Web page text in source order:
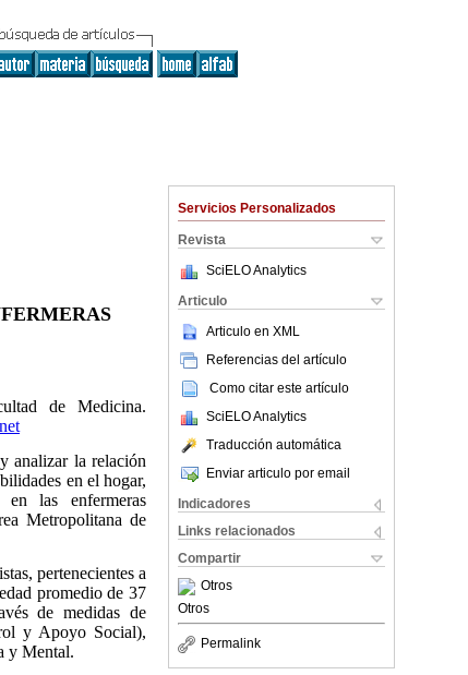
Servicios Personalizados
Revista
SciELO Analytics
Articulo
Articulo en XML
Referencias del artículo
Como citar este artículo
SciELO Analytics
Traducción automática
Enviar articulo por email
Indicadores
Links relacionados
Compartir
Otros
Otros
Permalink
de Medicina.
analizar la relación
en el hogar,
las enfermeras
Metropolitana de
pertenecientes a
promedio de 37
de medidas de
y Apoyo Social),
y Mental.